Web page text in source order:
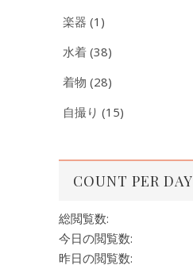
楽器 (1)
水着 (38)
着物 (28)
自撮り (15)
COUNT PER DAY
総閲覧数:
今日の閲覧数:
昨日の閲覧数: